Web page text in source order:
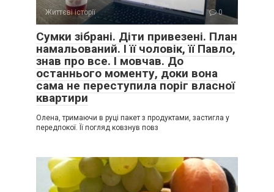
Життєві історії 0
Сумки зібрані. Діти привезені. План
намальований. І її чоловік, її Павло,
знав про все. І мовчав. До
останнього моменту, доки вона
сама не переступила поріг власної
квартири
Олена, тримаючи в руці пакет з продуктами, застигла у
передпокої. Її погляд ковзнув повз